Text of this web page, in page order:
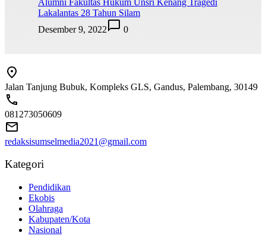
Alumni Fakultas Hukum Unsri Kenang Tragedi
Lakalantas 28 Tahun Silam
Desember 9, 2022
0
Jalan Tanjung Bubuk, Kompleks GLS, Gandus, Palembang, 30149
081273050609
redaksisumselmedia2021@gmail.com
Kategori
Pendidikan
Ekobis
Olahraga
Kabupaten/Kota
Nasional